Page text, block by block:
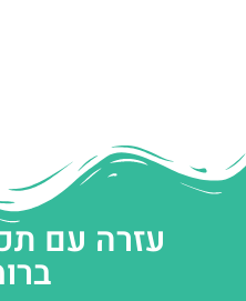
עזרה עם